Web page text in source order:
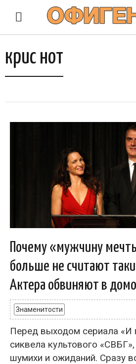
крис нот
Почему «мужчину
больше не считают
Актера обвиняют в
Знаменитости
Перед выходом сериала «И
сиквела культового
шумихи и ожиданий. Сразу